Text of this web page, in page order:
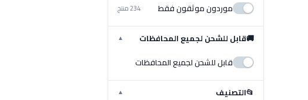
موردون موثقون فقط 234 منتج
🚚قابل للشحن لجميع المحافظات ▼
قابل للشحن لجميع المحافظات
📂التصنيف ▼